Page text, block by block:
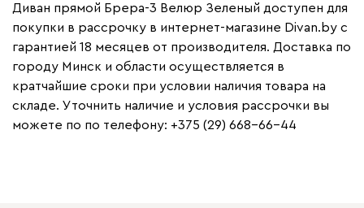
Диван прямой Брера-3 Велюр Зеленый доступен для
покупки в рассрочку в интернет-магазине Divan.by с
гарантией 18 месяцев от производителя. Доставка по
городу Минск и области осуществляется в
кратчайшие сроки при условии наличия товара на
складе. Уточнить наличие и условия рассрочки вы
можете по по телефону: +375 (29) 668-66-44